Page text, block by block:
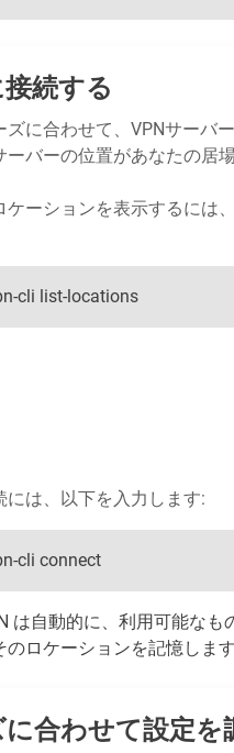
続する
ズに合わせて、VPNサーバ
ーバーの位置があなたの居
ケーションを表示するには
cli list-locations
には、以下を入力します:
cli connect
は自動的に、利用可能な
ロケーションを記憶します
に合わせて設定を